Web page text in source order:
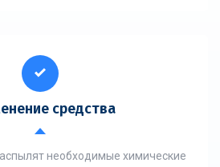
средства
необходимые химические